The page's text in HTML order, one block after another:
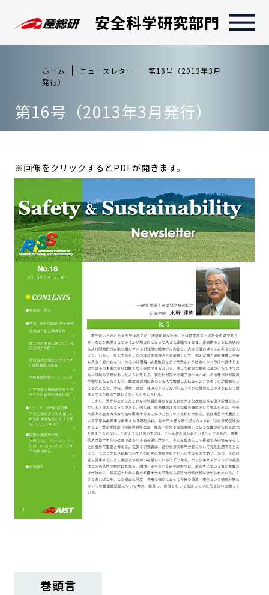
安全科学研究部門
ホーム ニュースレター
第16号（2013年3月
発行）
第16号（2013年3月発行）
※画像をクリックするとPDFが開きます。
巻頭言